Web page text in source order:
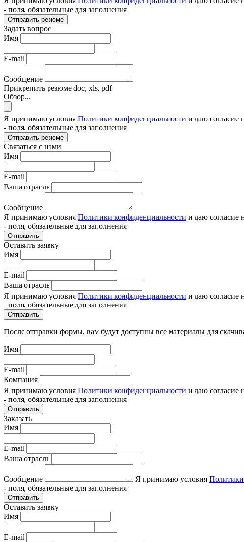
- поля, обязательные для заполнения
Отправить резюме
Задать вопрос
Имя
E-mail
Сообщение
Прикрепить резюме doc, xls, pdf
Обзор...
Я принимаю условия Политики конфиденциальности и даю согласие
- поля, обязательные для заполнения
Отправить резюме
Связаться с нами
Имя
E-mail
Ваша отрасль
Сообщение
Я принимаю условия Политики конфиденциальности и даю согласие
- поля, обязательные для заполнения
Отправить
Оставить заявку
Имя
E-mail
Ваша отрасль
Я принимаю условия Политики конфиденциальности и даю согласие
- поля, обязательные для заполнения
Отправить
После отправки формы, вам будут доступны все материалы для
Имя
E-mail
Компания
Я принимаю условия Политики конфиденциальности и даю согласие
- поля, обязательные для заполнения
Отправить
Заказать
Имя
E-mail
Ваша отрасль
Сообщение Я принимаю условия Политики
- поля, обязательные для заполнения
Отправить
Оставить заявку
Имя
E-mail